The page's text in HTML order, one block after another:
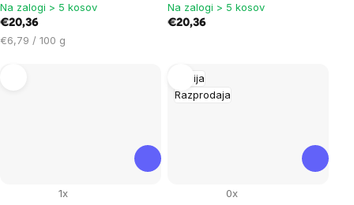
Na zalogi > 5 kosov
€20,36
Cena
€6,79 / 100 g
Na zalogi > 5 kosov
€20,36
1x
Akcija
Razprodaja
0x